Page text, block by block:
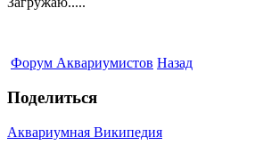
Форум Аквариумистов Назад
Поделиться
Аквариумная Википедия